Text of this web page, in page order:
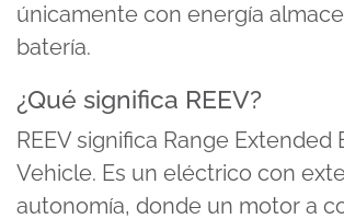
únicamente con energía
batería.
¿Qué significa REEV?
REEV significa Range Extended
Vehicle. Es un eléctrico con
autonomía, donde un motor a